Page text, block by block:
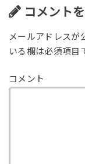
コメント
メールアドレスが
いる欄は必須項目
コメント